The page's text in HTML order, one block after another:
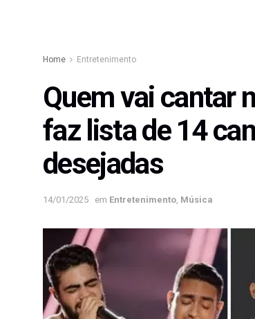
Home Entretenimento
Quem vai cantar
faz lista de 14
desejadas
14/01/2025 em Entretenimento Música